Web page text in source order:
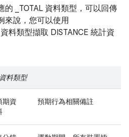
的 _TOTAL 資料類型，可以回傳
來說，您可以使用
料類型擷取 DISTANCE 統計資
料類型
期資
預期行為相關備註